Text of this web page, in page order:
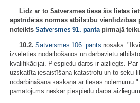
Līdz ar to Satversmes tiesa šīs lietas
apstrīdētās normas atbilstību vienlīdzības
noteikts Satversmes 91. pantapirmajā
10.2. Satversmes 106. pants nosaka:
izvēlēties nodarbošanos un darbavietu
kvalifikācijai. Piespiedu darbs ir aizliegts. Par
uzskatīta iesaistīšana katastrofu un to seku
nodarbināšana saskaņā ar tiesas
pamatojums neskar piespiedu darba